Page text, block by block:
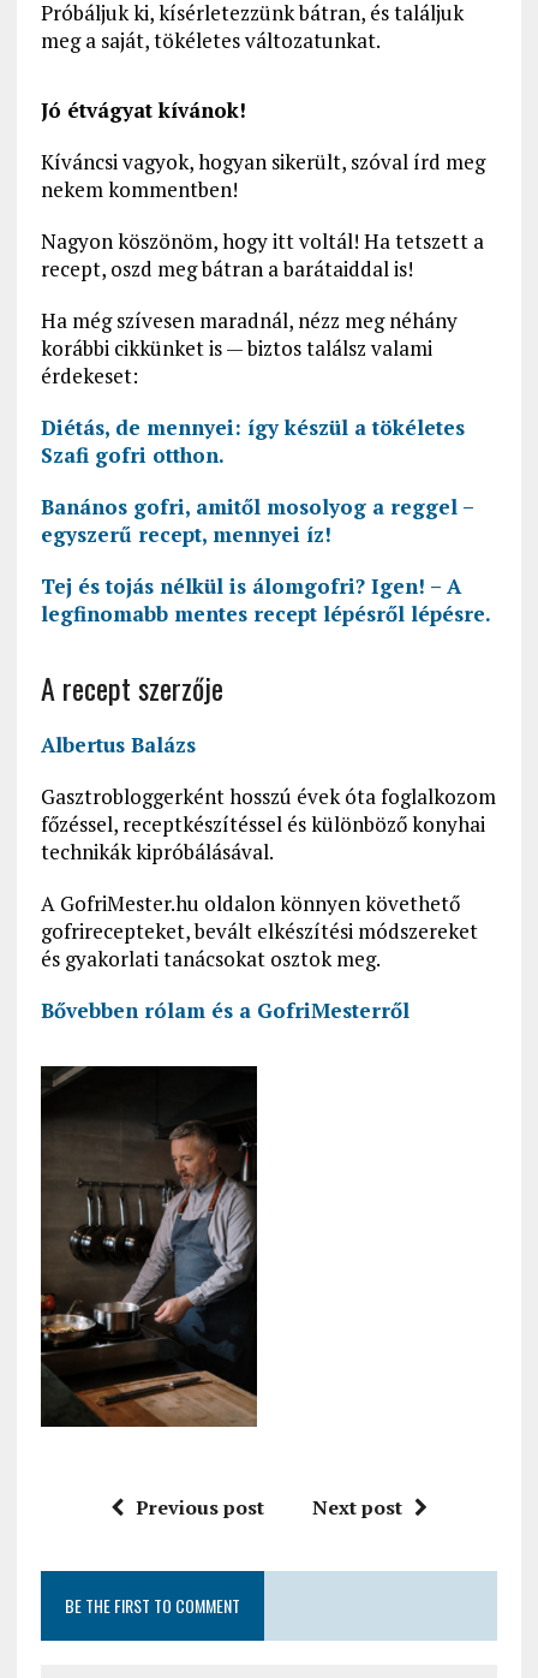
Próbáljuk ki, kísérletezzünk bátran, és találjuk
meg a saját, tökéletes változatunkat.
Jó étvágyat kívánok!
Kíváncsi vagyok, hogyan sikerült, szóval írd meg
nekem kommentben!
Nagyon köszönöm, hogy itt voltál! Ha tetszett a
recept, oszd meg bátran a barátaiddal is!
Ha még szívesen maradnál, nézz meg néhány
korábbi cikkünket is — biztos találsz valami
érdekeset:
Diétás, de mennyei: így készül a tökéletes
Szafi gofri otthon.
Banános gofri, amitől mosolyog a reggel –
egyszerű recept, mennyei íz!
Tej és tojás nélkül is álomgofri? Igen! – A
legfinomabb mentes recept lépésről lépésre.
A recept szerzője
Albertus Balázs
Gasztrobloggerként hosszú évek óta foglalkozom
főzéssel, receptkészítéssel és különböző konyhai
technikák kipróbálásával.
A GofriMester.hu oldalon könnyen követhető
gofrirecepteket, bevált elkészítési módszereket
és gyakorlati tanácsokat osztok meg.
Bővebben rólam és a GofriMesterről
Previous post Next post
BE THE FIRST TO COMMENT